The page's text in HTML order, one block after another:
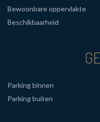
Bewoonbare oppervlakte
Beschikbaarheid
Parking binnen
Parking buiten